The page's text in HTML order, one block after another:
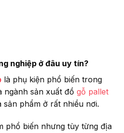
nghiệp ở đâu uy tín?
là phụ kiện phổ biến trong
ngành sản xuất đồ gỗ pallet
phẩm ở rất nhiều nơi.
phổ biến nhưng tùy từng địa